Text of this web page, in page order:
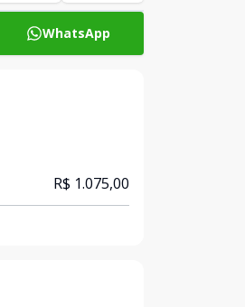
WhatsApp
R$ 1.075,00